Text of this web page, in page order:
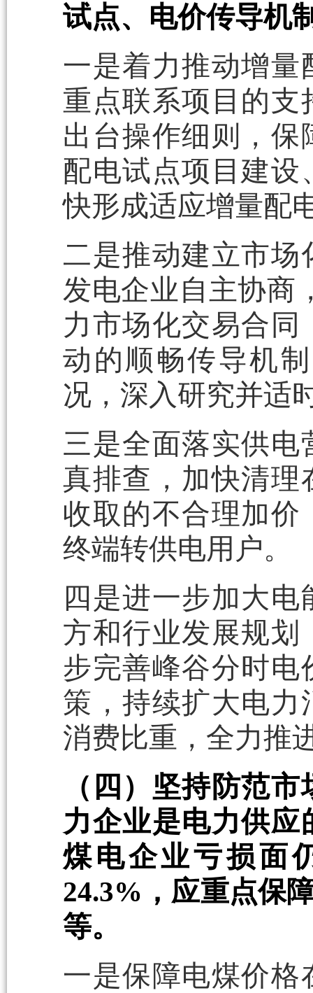
试点、电价传导机
一是着力推动增
重点联系项目的支
出台操作细则，
配电试点项目建设
快形成适应增量配
二是推动建立市场
发电企业自主协商
力市场化交易合
动的顺畅传导机
况，深入研究并适
三是全面落实供
真排查，加快清理
收取的不合理加价
终端转供电用户。
四是进一步加大
方和行业发展规划
步完善峰谷分时电
策，持续扩大电力
消费比重，全力推
（四）坚持防范
力企业是电力供
煤电企业亏损面
24.3%，应重点保
等。
一是保障电煤价